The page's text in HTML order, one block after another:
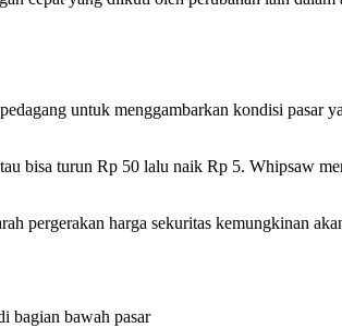
untuk menggambarkan kondisi pasar
bisa turun Rp 50 lalu naik Rp 5. Whipsaw
pergerakan harga sekuritas kemungkinan
bagian bawah pasar